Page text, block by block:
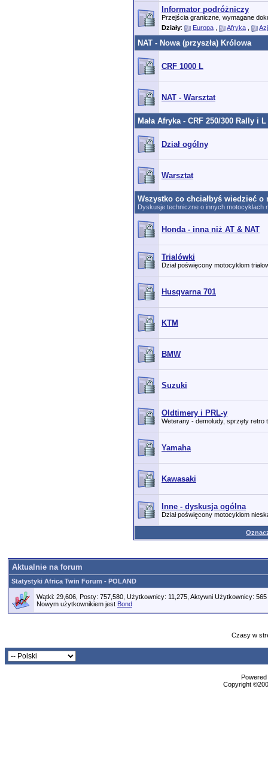
Informator podróżniczy
Przejścia graniczne, wymagane
Działy: Europa Afryka
NAT - Nowa (przyszła) Królowa
CRF 1000 L
NAT - Warsztat
Mała Afryka - CRF 250/300 Rally i L
Dział ogólny
Warsztat
Wszystko co chciałbyś wiedzieć
Dyskusje techniczne o innych motocyklach
Honda - inna niż AT & NAT
Trialówki
Dział poświęcony motocyklom
Husqvarna 701
KTM
BMW
Suzuki
Oldtimery i PRL-y
Weterany - demoludy, sprzęty retro
Yamaha
Kawasaki
Inne - dyskusja ogólna
Dział poświęcony motocyklom
Aktualnie na forum
Statystyki Africa Twin Forum - POLAND
Wątki: 29,606, Posty: 757,580, Użytkownicy: 11,275, Aktywni Użytkownicy: 565
Nowym użytkownikiem jest Bond
Czasy w
Copyright